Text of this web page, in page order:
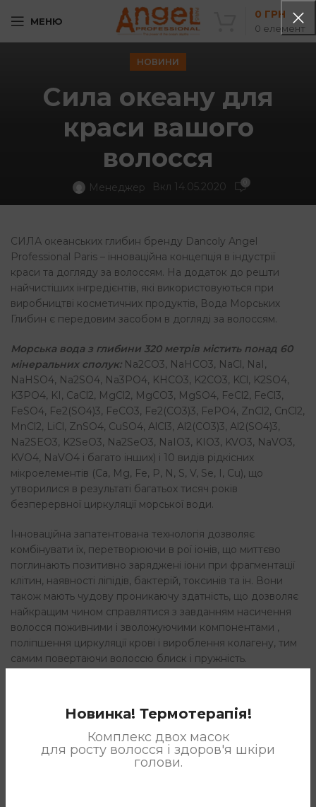
Новинка! Термотерапія!
Комплекс двох масок
для росту волосся і здоров'я шкіри
голови.
МЕНЮ
0 елемент
0 ГРН
НОВИНИ
Сила океану для
краси вашого
волосся
Менеджер Вкл 14.05.2020
СИЛА океанських глибин бренду Dancoly Angel
Professional Paris – інноваційна концепція в індустрії
краси та догляду за волоссям. На додаток до решти
найчистіших інгредієнтів, які використовуються при
виробництві косметичних продуктів, Вода Морських
Глибин є передовим засобом в догляді за волоссям.
Морська вода з глибини 320 метрів містить понад 60
мінеральних сполук: Na2CO3, NaHCO3, NaCl, NaI,
NaHSO4, Na2SO4, Na3PO4, KHCO3, K2CO3, KCl, K2SO4,
K3PO4, KI, CaCl2, MgCl2, MgCO3, MgSO4, FeCl2, FeCl3,
FeSO4, Fe2(SO4)3, FeCO3, Fe2(CO3)3, FePO4, ZnCl2, CnCl2,
MnCl2, LiCl, ZnSO4, CuSO4, AlCl3, Al2(CO3)3, Al2(SO4)3,
Na2SEO3, K2SeO3, Na2SeO3, NaIO3, KIO3, KVO3, NaVO3,
KVO4, NaVO4 і багато інших) і 10 видів рідкісних
мікроелементів (Ca, Mg, Fe, P, N, S, V, Se, I, Cu), що
утворилися в результаті багатьох тисяч років
безперервної циркуляції морської води.
Інноваційна запатентована технологія дозволяє
комбінувати їх, перетворюючи в рої іонів, що миттєво
поглинають позитивно заряджені іони при фрагментації
клітин, наявності ліпідів, бактерій, токсинів та ін. Вони
також мають чудову проникаючу здатність, що дозволяє
найкращим чином справлятися з завданням насичення
волосся поживними і зволожуючими компонентами ,
поліпшення циркуляції крові і вироблення колагену, тим
самим повертаючи волоссю блиск і пружність.
шкоди організму людини (включаючи зважені наносні
матеріали). Наша спеціальна система фільтрації дозволяє
виключити всі шкідливі компоненти зі складу морської
води. І це тільки перший етап обробки. Перед її
включенням до складу косметичних продуктів, вода